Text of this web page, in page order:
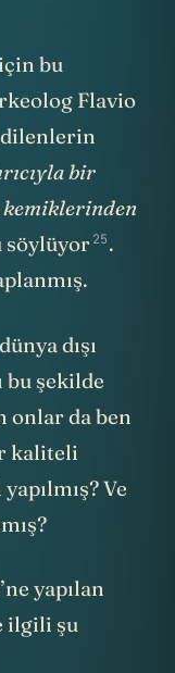
bu
Flavio
bir
söylüyor25.
dışı
bu şekilde
onlar da ben
kaliteli
Ve
yapılan
ilgili şu